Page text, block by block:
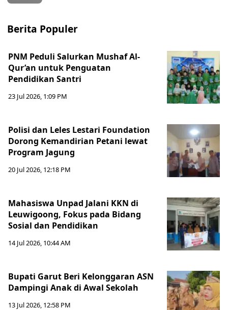
Berita Populer
PNM Peduli Salurkan Mushaf Al-
Qur’an untuk Penguatan
Pendidikan Santri
23 Jul 2026, 1:09 PM
Polisi dan Leles Lestari Foundation
Dorong Kemandirian Petani lewat
Program Jagung
20 Jul 2026, 12:18 PM
Mahasiswa Unpad Jalani KKN di
Leuwigoong, Fokus pada Bidang
Sosial dan Pendidikan
14 Jul 2026, 10:44 AM
Bupati Garut Beri Kelonggaran ASN
Dampingi Anak di Awal Sekolah
13 Jul 2026, 12:58 PM